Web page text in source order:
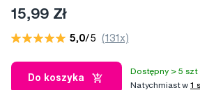
15,99 Zł
5,0/5 (131x)
Do koszyka
Dostępny > 5 szt
Natychmiast w1